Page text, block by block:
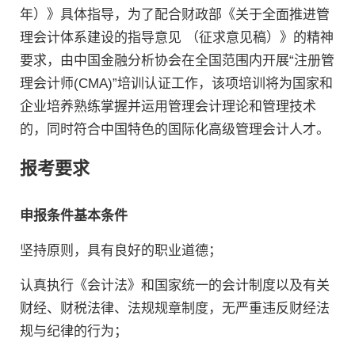
年）》具体指导，为了配合财政部《关于全面推进管
理会计体系建设的指导意见 （征求意见稿）》的精神
要求，由中国金融分析协会在全国范围内开展“注册管
理会计师(CMA)”培训认证工作，该项培训将为国家和
企业培养熟练掌握并运用管理会计理论和管理技术
的，同时符合中国特色的国际化高级管理会计人才。
报考要求
申报条件基本条件
坚持原则，具有良好的职业道德；
认真执行《会计法》和国家统一的会计制度以及有关
财经、财税法律、法规规章制度，无严重违反财经法
规与纪律的行为；